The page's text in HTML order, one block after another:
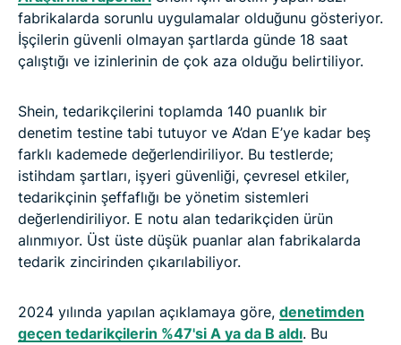
fabrikalarda sorunlu uygulamalar olduğunu gösteriyor.
İşçilerin güvenli olmayan şartlarda günde 18 saat
çalıştığı ve izinlerinin de çok aza olduğu belirtiliyor.
Shein, tedarikçilerini toplamda 140 puanlık bir
denetim testine tabi tutuyor ve A’dan E’ye kadar beş
farklı kademede değerlendiriliyor. Bu testlerde;
istihdam şartları, işyeri güvenliği, çevresel etkiler,
tedarikçinin şeffaflığı be yönetim sistemleri
değerlendiriliyor. E notu alan tedarikçiden ürün
alınmıyor. Üst üste düşük puanlar alan fabrikalarda
tedarik zincirinden çıkarılabiliyor.
2024 yılında yapılan açıklamaya göre, denetimden
geçen tedarikçilerin %47'si A ya da B aldı. Bu